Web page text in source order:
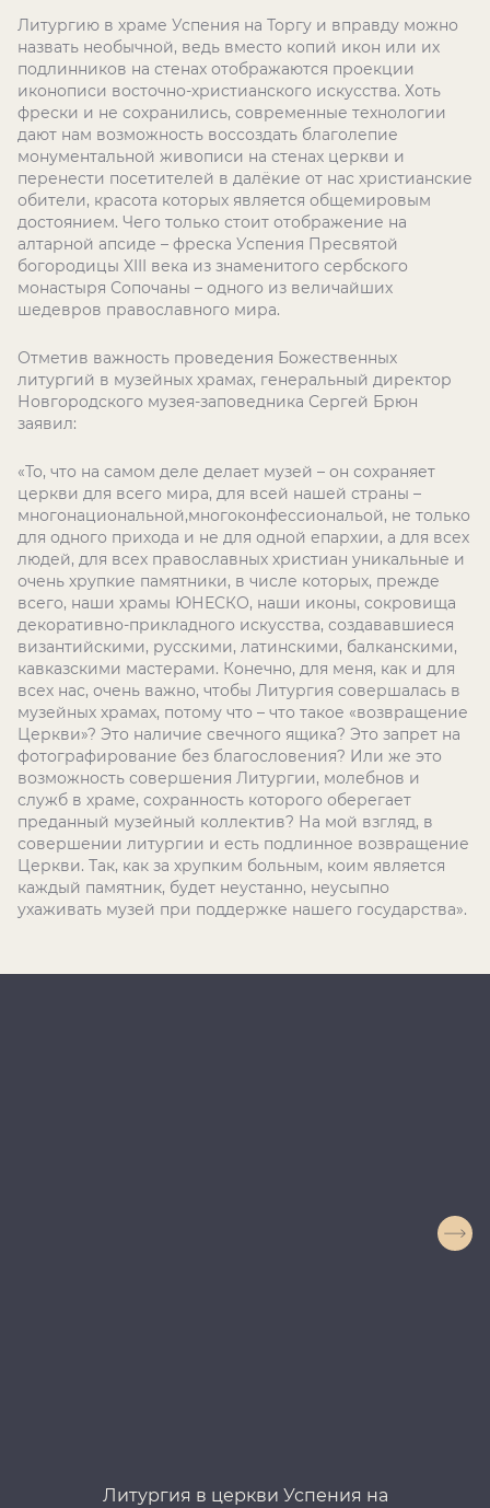
Литургию в храме Успения на Торгу и вправду можно
назвать необычной, ведь вместо копий икон или их
подлинников на стенах отображаются проекции
иконописи восточно-христианского искусства. Хоть
фрески и не сохранились, современные технологии
дают нам возможность воссоздать благолепие
монументальной живописи на стенах церкви и
перенести посетителей в далёкие от нас христианские
обители, красота которых является общемировым
достоянием. Чего только стоит отображение на
алтарной апсиде – фреска Успения Пресвятой
богородицы XIII века из знаменитого сербского
монастыря Сопочаны – одного из величайших
шедевров православного мира.
Отметив важность проведения Божественных
литургий в музейных храмах, генеральный директор
Новгородского музея-заповедника Сергей Брюн
заявил:
«То, что на самом деле делает музей – он сохраняет
церкви для всего мира, для всей нашей страны –
многонациональной,многоконфессиональой, не только
для одного прихода и не для одной епархии, а для всех
людей, для всех православных христиан уникальные и
очень хрупкие памятники, в числе которых, прежде
всего, наши храмы ЮНЕСКО, наши иконы, сокровища
декоративно-прикладного искусства, создававшиеся
византийскими, русскими, латинскими, балканскими,
кавказскими мастерами. Конечно, для меня, как и для
всех нас, очень важно, чтобы Литургия совершалась в
музейных храмах, потому что – что такое «возвращение
Церкви»? Это наличие свечного ящика? Это запрет на
фотографирование без благословения? Или же это
возможность совершения Литургии, молебнов и
служб в храме, сохранность которого оберегает
преданный музейный коллектив? На мой взгляд, в
совершении литургии и есть подлинное возвращение
Церкви. Так, как за хрупким больным, коим является
каждый памятник, будет неустанно, неусыпно
ухаживать музей при поддержке нашего государства».
Литургия в церкви Успения на